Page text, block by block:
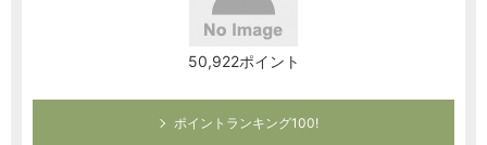
50,922ポイント
ポイントランキング100!